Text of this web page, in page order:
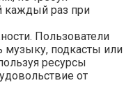
каждый раз при
Пользователи
музыку, подкасты или
ресурсы
от